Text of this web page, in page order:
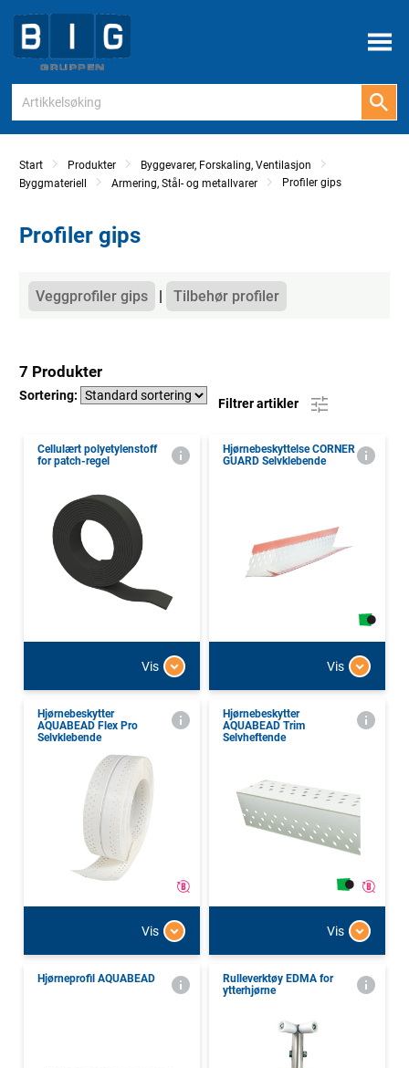
Meny
Start Produkter
Byggevarer, Forskaling, Ventilasjon
Byggmateriell
Armering, Stål- og metallvarer Profiler gips
Profiler gips
Kategorier
Veggprofiler gips Tilbehør profiler
7 Produkter
Sortering:
Filtrer artikler
Cellulært polyetylenstoff
for patch-regel
Vis
Hjørnebeskyttelse CORNER
GUARD Selvklebende
Vis
Hjørnebeskytter
AQUABEAD Flex Pro
Selvklebende
Vis
Hjørnebeskytter
AQUABEAD Trim
Selvheftende
Vis
Hjørneprofil AQUABEAD
Rulleverktøy EDMA for
ytterhjørne